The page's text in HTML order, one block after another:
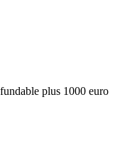
plus 1000 euro